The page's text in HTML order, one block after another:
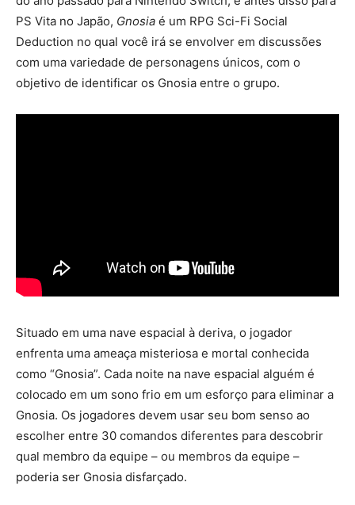
PS Vita no Japão, Gnosia é um RPG Sci-Fi Social
Deduction no qual você irá se envolver em discussões
com uma variedade de personagens únicos, com o
objetivo de identificar os Gnosia entre o grupo.
Situado em uma nave espacial à deriva, o jogador
enfrenta uma ameaça misteriosa e mortal conhecida
como “Gnosia”. Cada noite na nave espacial alguém é
colocado em um sono frio em um esforço para eliminar a
Gnosia. Os jogadores devem usar seu bom senso ao
escolher entre 30 comandos diferentes para descobrir
qual membro da equipe – ou membros da equipe –
poderia ser Gnosia disfarçado.